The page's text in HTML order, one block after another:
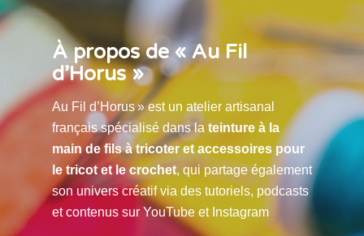
À propos de « Au Fil
d’Horus »
Au Fil d’Horus » est un atelier artisanal
français spécialisé dans la teinture à la
main de fils à tricoter et accessoires pour
le tricot et le crochet, qui partage également
son univers créatif via des tutoriels, podcasts
et contenus sur YouTube et Instagram